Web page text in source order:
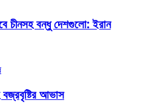
চীনসহ বন্ধু দেশগুলো: ইরান
আভাস